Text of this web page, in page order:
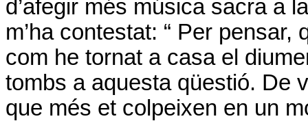
d’afegir més música sacra a
m’ha contestat: “ Per
com he tornat a casa el
tombs a aquesta qüestió. De
que més et colpeixen en un